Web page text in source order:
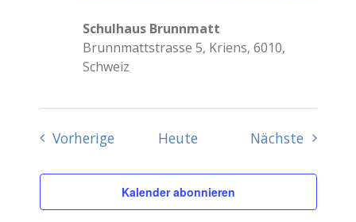
Schulhaus Brunnmatt
Brunnmattstrasse 5, Kriens, 6010,
Schweiz
VorherigeVeranstaltungen
Heute Nächste
Kalender abonnieren